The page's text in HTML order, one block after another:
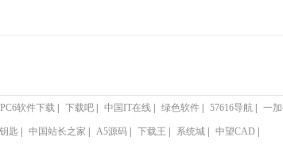
PC6软件下载| 下载吧| 中国IT在线| 绿色软件| 57616导航| 一
匙 中国站长之家 A5源码| 下载王 系统城| 中望CAD